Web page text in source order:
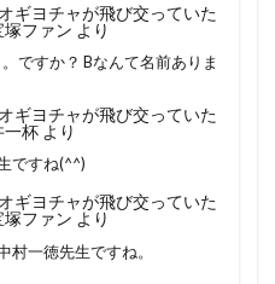
ギヨチャが飛び交っていた
塚ファン より
ですか？ Bなんて名前ありま
ギヨチャが飛び交っていた
一杯より
ですね(^^)
ギヨチャが飛び交っていた
塚ファン より
村一徳先生ですね。